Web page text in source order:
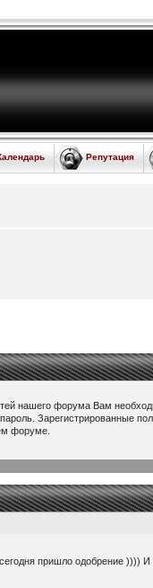
Репутация
нашего форума Вам
Зарегистрированные
форуме.
пришло одобрение ))))